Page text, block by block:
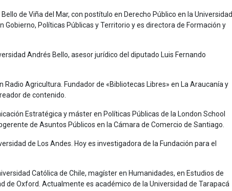
de Viña del Mar, con postítulo en Derecho Público en la Universidad
Políticas Públicas y Territorio y es directora de Formación y
Andrés Bello, asesor jurídico del diputado Luis Fernando
Agricultura. Fundador de «Bibliotecas Libres» en La Araucanía y
de contenido.
Estratégica y máster en Políticas Públicas de la London School
de Asuntos Públicos en la Cámara de Comercio de Santiago.
de Los Andes. Hoy es investigadora de la Fundación para el
Católica de Chile, magíster en Humanidades, en Estudios de
de Oxford. Actualmente es académico de la Universidad de Tarapacá